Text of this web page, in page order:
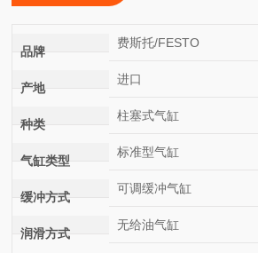
品牌
费斯托/FESTO
产地
进口
种类
柱塞式气缸
气缸类型
标准型气缸
缓冲方式
可调缓冲气缸
润滑方式
无给油气缸